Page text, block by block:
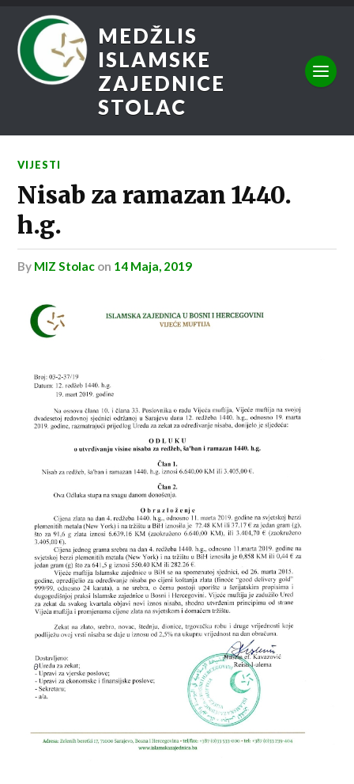
MEDŽLIS
ISLAMSKE
ZAJEDNICE
STOLAC
VIJESTI
Nisab za ramazan 1440.
h.g.
by MIZ Stolac on 14 Maja, 2019